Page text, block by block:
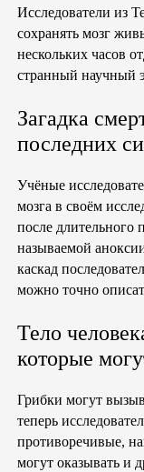
Исследователи из
сохранять мозг
нескольких часов
странный научный
Загадка
последних
Учёные
мозга в своём
после длительного
называемой
каскад
можно точно
Тело
которые
Грибки могут
теперь
противоречивые,
могут оказывать и